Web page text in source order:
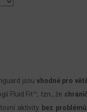
jsou vhodné pro
Fluid Fit™, tzn., že
aktivity bez